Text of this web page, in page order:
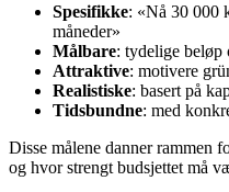
Spesifikke: «Nå 30 000
måneder»
Målbare: tydelige beløp
Attraktive: motivere
Realistiske: basert på
Tidsbundne: med
Disse målene danner rammen
og hvor strengt budsjettet må